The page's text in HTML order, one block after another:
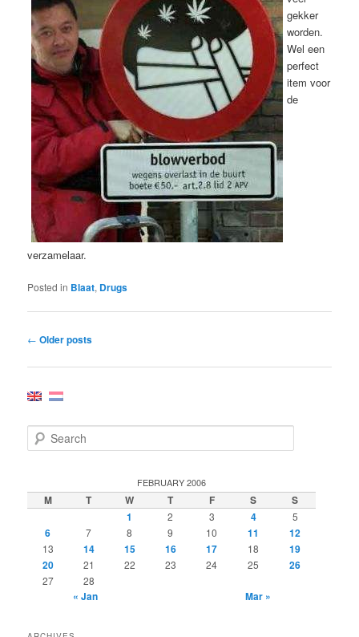
gekker
worden.
Wel een
perfect
item voor
de
verzamelaar.
Posted in Blaat, Drugs
Post
← Older posts
e
c
h
FEBRUARY 2006
M T W T F S
S
1
2 3 4 5
6 7 8 9 10 11 12
13 14 15 16 17 18
19
20
21 22 23 24 25 26
27 28
« Jan Mar »